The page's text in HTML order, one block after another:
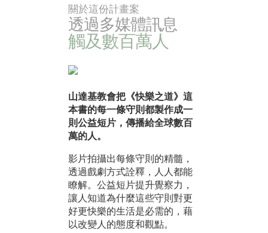
關於這份計畫案
透過多媒體訊息
觸及數百萬人
山達基教會把《快樂之道》這
本書的每一條守則都製作成一
則公益短片，傳播給全球數百
萬的人。
影片拍攝出每條守則的精髓，
透過戲劇方式詮釋，人人都能
瞭解。公益短片提升覺察力，
讓人知道為什麼這些守則對更
好更快樂的生活是必需的，藉
以改變人的態度和觀點。